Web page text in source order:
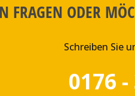
FRAGEN ODER
Schreiben Sie
0176